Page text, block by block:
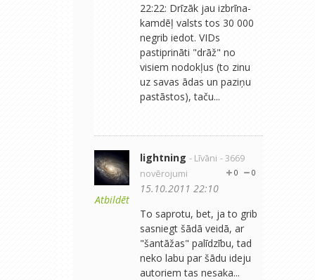
22:22: Drīzāk jau izbrīna-
kamdēļ valsts tos 30 000
negrib iedot. VIDs
pastiprināti "drāž" no
visiem nodokļus (to zinu
uz savas ādas un paziņu
pastāstos), taču...
Atbildēt
lightning - Līvāni - 3669
novērojumi
0
0
15.10.2011 22:10
To saprotu, bet, ja to grib
sasniegt šādā veidā, ar
"šantāžas" palīdzību, tad
neko labu par šādu ideju
autoriem tas nesaka...